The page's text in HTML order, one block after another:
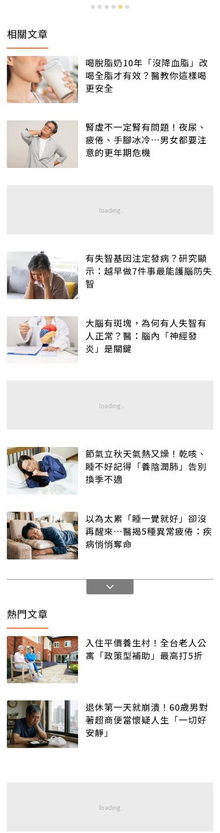
相關文章
喝脫脂奶10年「沒降血脂」改
喝全脂才有效？醫教你這樣喝
更安全
腎虛不一定腎有問題！夜尿、
疲倦、手腳冰冷…男女都要注
意的更年期危機
有失智基因注定發病？研究顯
示：越早做7件事最能護腦防失
智
大腦有斑塊，為何有人失智有
人正常？醫：腦內「神經發
炎」是關鍵
節氣立秋天氣熱又燥！乾咳、
睡不好記得「養陰潤肺」告別
換季不適
以為太累「睡一覺就好」卻沒
再醒來…醫揭5種異常疲倦：疾
病悄悄奪命
熱門文章
入住平價養生村！全台老人公
寓「政策型補助」最高打5折
退休第一天就崩潰！60歲男對
著超商便當懷疑人生「一切好
安靜」